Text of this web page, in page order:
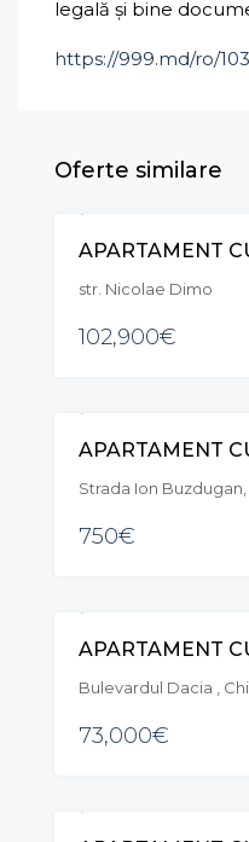
legală și bine
https://999.md/ro/
Oferte similare
str. Nicolae Dimo
102,900€
Strada Ion
750€
Bulevardul Dacia ,
73,000€